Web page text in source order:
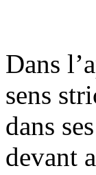
Dans
sens
dans
devant